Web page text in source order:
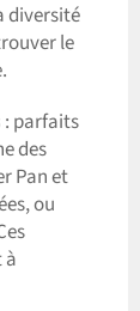
diversité
le
: parfaits
des
Pan et
ou
à